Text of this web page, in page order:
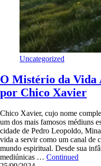
Uncategorized
O Mistério da Vida
por Chico Xavier
Chico Xavier, cujo nome
um dos mais famosos médiuns
cidade de Pedro Leopoldo,
vida a servir como um canal de
mundo espiritual. Desde sua
mediúnicas … Continued